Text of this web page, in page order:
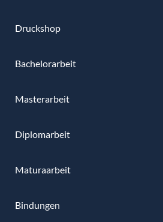
Druckshop
Bachelorarbeit
Masterarbeit
Diplomarbeit
Maturaarbeit
Bindungen